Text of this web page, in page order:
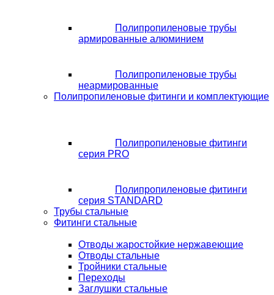
Полипропиленовые трубы
армированные алюминием
Полипропиленовые трубы
неармированные
Полипропиленовые фитинги и комплектующие
Полипропиленовые фитинги
серия PRO
Полипропиленовые фитинги
серия STANDARD
Трубы стальные
Фитинги стальные
Отводы жаростойкие нержавеющие
Отводы стальные
Тройники стальные
Переходы
Заглушки стальные